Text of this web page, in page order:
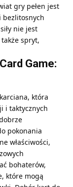
gry pełen jest
bezlitosnych
nie jest
spryt,
Game:
która
i taktycznych
pokonania
właściwości,
bohaterów,
które mogą